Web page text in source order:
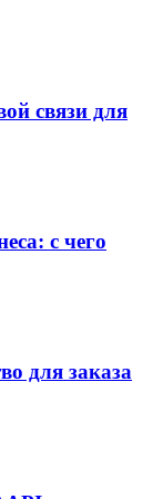
связи для
с чего
для заказа